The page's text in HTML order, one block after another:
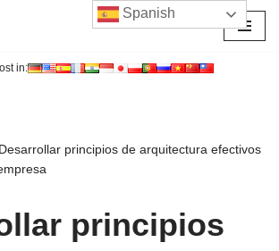
in:
Desarrollar principios de arquitectura efectivos
principios
Spanish